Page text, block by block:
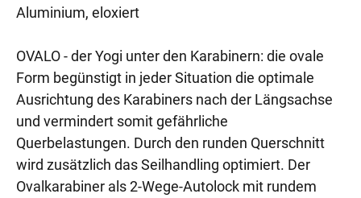
Aluminium, eloxiert
OVALO - der Yogi unter den Karabinern: die ovale
Form begünstigt in jeder Situation die optimale
Ausrichtung des Karabiners nach der Längsachse
und vermindert somit gefährliche
Querbelastungen. Durch den runden Querschnitt
wird zusätzlich das Seilhandling optimiert. Der
Ovalkarabiner als 2-Wege-Autolock mit rundem